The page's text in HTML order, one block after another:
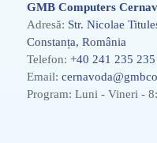
GMB Computers
Adresă: Str. Nicolae
Constanța, România
Telefon: +40 241 235 235
Email:
Program: Luni - Vineri -